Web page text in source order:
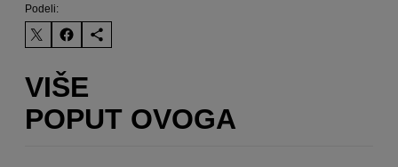
Podeli:
VIŠE
POPUT OVOGA